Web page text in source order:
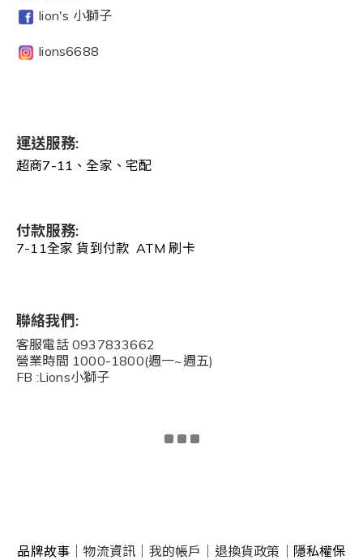
lion's 小獅子
lions6688
運送服務:
超商7-11、全家、宅配
付款服務:
7-11全家 貨到付款 ATM 刷卡
聯絡我們:
客服電話 0937833662
營業時間 1000-1800(週一~週五)
FB :Lions小獅子
品牌故事 物流資訊 我的帳戶 退換貨政策
隱私權保